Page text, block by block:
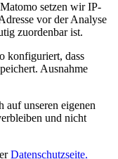
setzen wir IP-
vor der Analyse
zuordenbar ist.
konfiguriert, dass
Ausnahme
auf unseren eigenen
und nicht
Datenschutzseite.